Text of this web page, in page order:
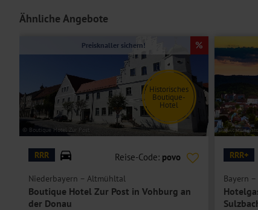
und Telefon.
Doppelzimmer Komfortsind neu und modern eingerichtet.
Dusche, Kühlschrank und Balkon oder Terrasse mit Blick ins
Einzelzimmersind Doppelzimmer zur Einzelbelegung.
Hoteleinrichtungen und Zimmerausstattung teilweise gegen Gebühr.
Ähnliche Angebote
© Boutique Hotel Zur Post
Historisches
Boutique-
Hotel
Preisknaller sichern!
RRR Reise-Code: povo
Niederbayern – Altmühltal
Boutique Hotel Zur Post in Vohburg an
der Donau
© vulcanus -
RRR+
Bayern